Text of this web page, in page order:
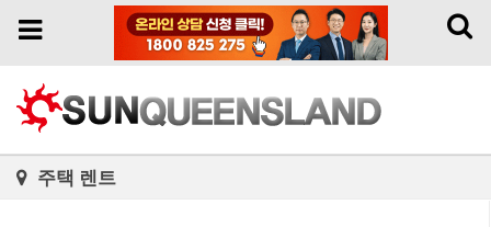
Toggle
Toggle
주택 렌트